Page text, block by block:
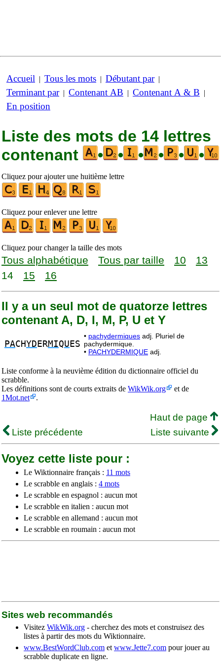
Accueil | Tous les mots | Débutant par|
Terminant par| Contenant AB | Contenant A & B |
En position
Liste des mots de 14 lettres
contenant
• • • • • •
Cliquez pour ajouter une huitième lettre
Cliquez pour enlever une lettre
Cliquez pour changer la taille des mots
Tous alphabétique Tous par taille 10
13
14
15 16
Il y a un seul mot de quatorze lettres
contenant A, D, I, M, P, U et Y
PACHYD ERMIQU ES
• pachydermiques adj. Pluriel de
pachydermique.
• PACHYDERMIQUE adj.
Liste conforme à la neuvième édition du dictionnaire officiel du
scrabble.
Les définitions sont de courts extraits de WikWik.org
et de
1Mot.net
.
Haut de page
Liste précédente
Liste suivante
Voyez cette liste pour :
Le Wiktionnaire français : 11 mots
Le scrabble en anglais : 4 mots
Le scrabble en espagnol : aucun mot
Le scrabble en italien : aucun mot
Le scrabble en allemand : aucun mot
Le scrabble en roumain : aucun mot
Sites web recommandés
Visitez WikWik.org - cherchez des mots et construisez des
listes à partir des mots du Wiktionnaire.
www.BestWordClub.com et www.Jette7.com pour jouer au
scrabble duplicate en ligne.